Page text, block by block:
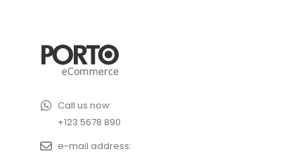
Call us now:
+123 5678 890
e-mail address: